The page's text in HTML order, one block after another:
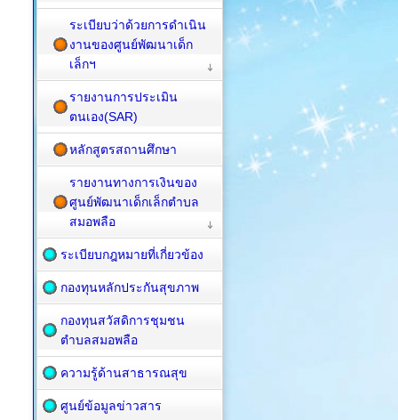
ระเบียบว่าด้วยการดำเนิน
งานของศูนย์พัฒนาเด็ก
เล็กฯ
รายงานการประเมิน
ตนเอง(SAR)
หลักสูตรสถานศึกษา
รายงานทางการเงินของ
ศูนย์พัฒนาเด็กเล็กตำบล
สมอพลือ
ระเบียบกฎหมายที่เกี่ยวข้อง
กองทุนหลักประกันสุขภาพ
กองทุนสวัสดิการชุมชน
ตำบลสมอพลือ
ความรู้ด้านสาธารณสุข
ศูนย์ข้อมูลข่าวสาร